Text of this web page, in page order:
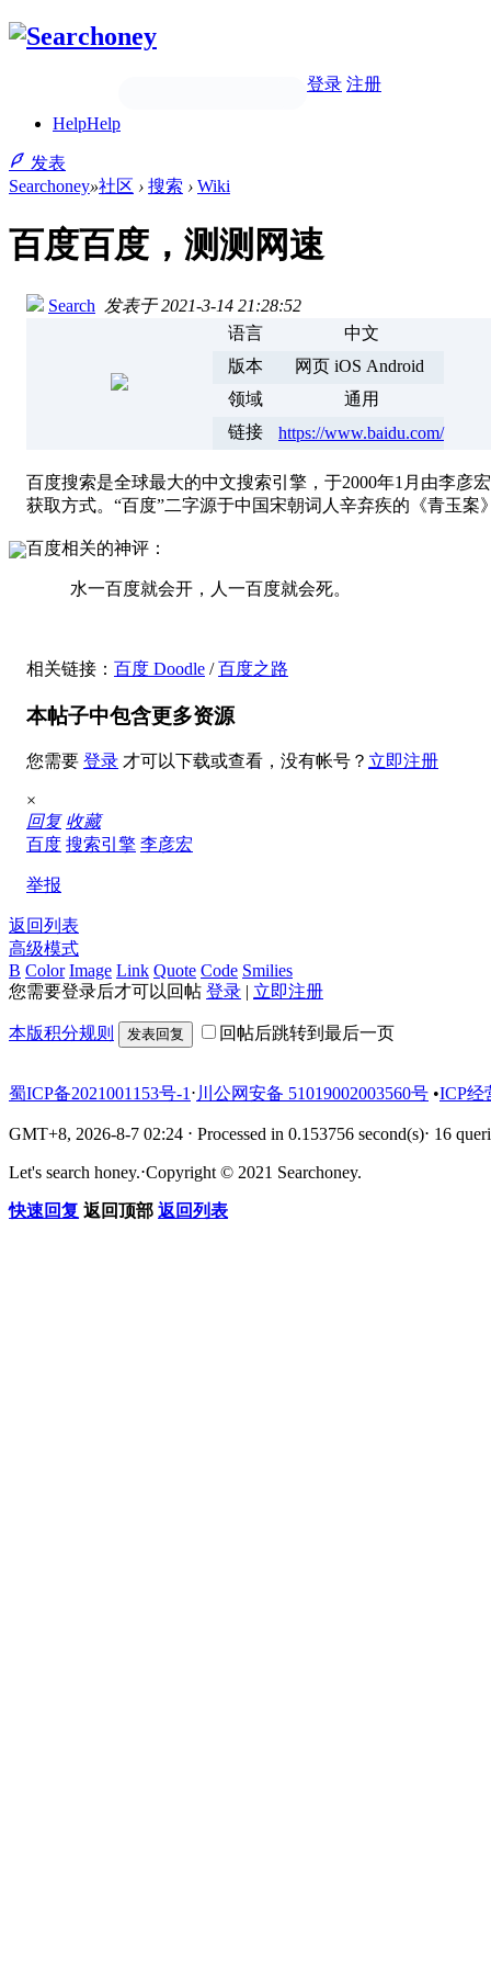
登录 注册
HelpHelp
发表
Searchoney»社区 › 搜索 › Wiki
百度百度，测测网速
Search 发表于 2021-3-14 21:28:52
语言
中文
版本
网页 iOS Android
领域
通用
链接
https://www.baidu.com/
百度搜索是全球最大的中文搜索引擎，于2000年1月由李彦
获取方式。“百度”二字源于中国宋朝词人辛弃疾的《青玉案
百度相关的神评：
水一百度就会开，人一百度就会死。
相关链接： 百度 Doodle /百度之路
本帖子中包含更多资源
您需要 登录 才可以下载或查看，没有帐号？ 立即注册
×
回复 收藏
百度 搜索引擎 李彦宏
举报
返回列表
高级模式
B Color Image Link Quote Code Smilies
您需要登录后才可以回帖 登录 | 立即注册
本版积分规则 发表回复 回帖后跳转到最后一页
蜀ICP备2021001153号-1 ⋅ 川公网安备 51019002003560号 •ICP经
GMT+8, 2026-8-7 02:24 ⋅ Processed in 0.153756 second(s)⋅ 16
Let's search honey.⋅Copyright © 2021 Searchoney.
快速回复 返回顶部 返回列表